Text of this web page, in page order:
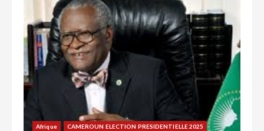
Afrique CAMEROUN ELECTION PRESIDENTIELLE 2025